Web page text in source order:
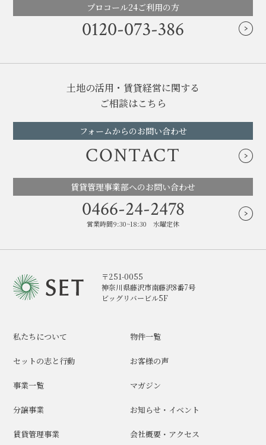
プロコール24ご利用の方
0120-073-386
土地の活用・賃貸経営に関する
ご相談はこちら
フォームからのお問い合わせ
CONTACT
賃貸管理事業部へのお問い合わせ
0466-24-2478
営業時間9:30~18:30 水曜定休
〒251-0055
神奈川県藤沢市南藤沢8番7号
ビッグリバービル5F
私たちについて
セットの志と行動
事業一覧
分譲事業
賃貸管理事業
物件一覧
お客様の声
マガジン
お知らせ・イベント
会社概要・アクセス